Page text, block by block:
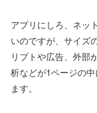
アプリにしろ、ネッ
いのですが、サイズ
リプトや広告、外部
析などが1ページの
ます。